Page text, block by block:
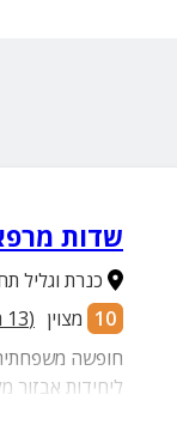
שדות
כנרת וגליל
10 מצוין (
13
חופשה משפחתית
ליחידות
מגודרת, מיטות